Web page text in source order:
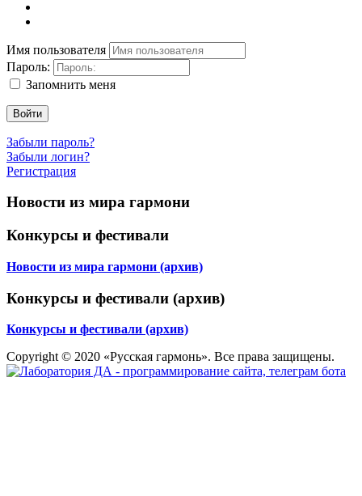
Имя пользователя
Пароль:
Запомнить меня
Войти
Забыли пароль?
Забыли логин?
Регистрация
Новости из мира гармони
Конкурсы и фестивали
Новости из мира гармони (архив)
Конкурсы и фестивали (архив)
Конкурсы и фестивали (архив)
Copyright © 2020 «Русская гармонь». Все права защищены.